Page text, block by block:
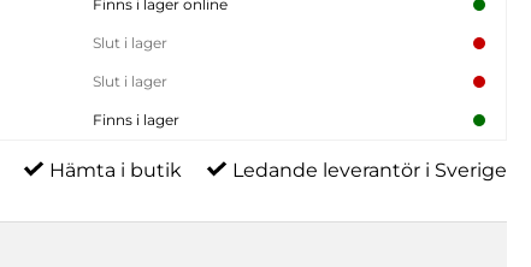
Finns i lager online
Slut i lager
Slut i lager
Finns i lager
Hämta i butik Ledande leverantör i Sverige